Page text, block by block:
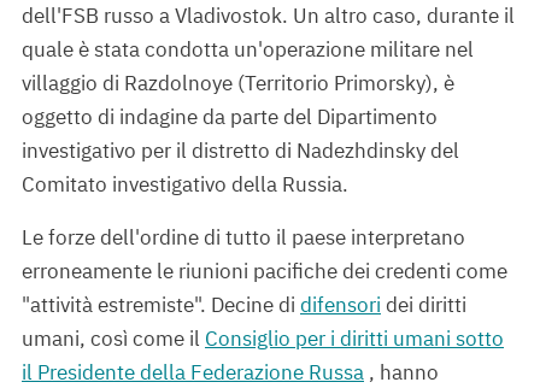
dell'FSB russo a Vladivostok. Un altro caso, durante il
quale è stata condotta un'operazione militare nel
villaggio di Razdolnoye (Territorio Primorsky), è
oggetto di indagine da parte del Dipartimento
investigativo per il distretto di Nadezhdinsky del
Comitato investigativo della Russia.
Le forze dell'ordine di tutto il paese interpretano
erroneamente le riunioni pacifiche dei credenti come
"attività estremiste". Decine di difensori dei diritti
umani, così come il Consiglio per i diritti umani sotto
il Presidente della Federazione Russa , hanno